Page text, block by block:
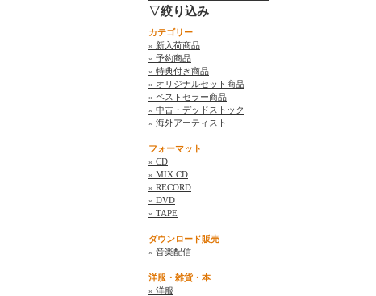
▽絞り込み
カテゴリー
» 新入荷商品
» 予約商品
» 特典付き商品
» オリジナルセット商品
» ベストセラー商品
» 中古・デッドストック
» 海外アーティスト
フォーマット
» CD
» MIX CD
» RECORD
» DVD
» TAPE
ダウンロード販売
» 音楽配信
洋服・雑貨・本
» 洋服